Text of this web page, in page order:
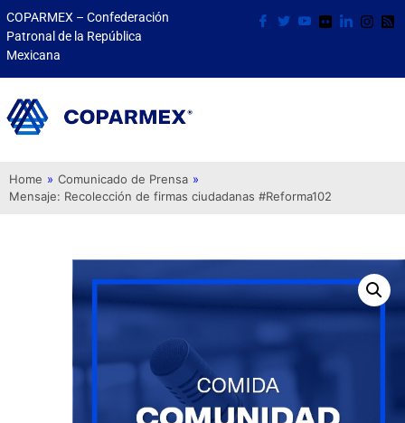
COPARMEX – Confederación
Patronal de la República
Mexicana
Home » Comunicado de Prensa »
Mensaje: Recolección de firmas ciudadanas #Reforma102